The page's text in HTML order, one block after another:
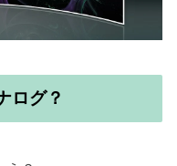
ログ？